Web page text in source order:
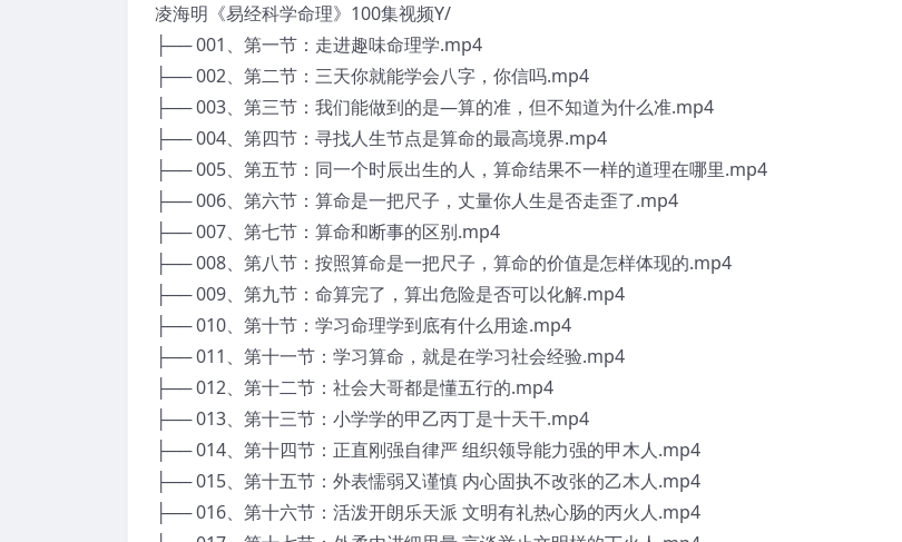
凌海明《易经科学命理》100集视频Y/
├── 001、第一节：走进趣味命理学.mp4
├── 002、第二节：三天你就能学会八字，你信吗.mp4
├── 003、第三节：我们能做到的是—算的准，但不知道为什么准.mp4
├── 004、第四节：寻找人生节点是算命的最高境界.mp4
├── 005、第五节：同一个时辰出生的人，算命结果不一样的道理在哪里.mp4
├── 006、第六节：算命是一把尺子，丈量你人生是否走歪了.mp4
├── 007、第七节：算命和断事的区别.mp4
├── 008、第八节：按照算命是一把尺子，算命的价值是怎样体现的.mp4
├── 009、第九节：命算完了，算出危险是否可以化解.mp4
├── 010、第十节：学习命理学到底有什么用途.mp4
├── 011、第十一节：学习算命，就是在学习社会经验.mp4
├── 012、第十二节：社会大哥都是懂五行的.mp4
├── 013、第十三节：小学学的甲乙丙丁是十天干.mp4
├── 014、第十四节：正直刚强自律严 组织领导能力强的甲木人.mp4
├── 015、第十五节：外表懦弱又谨慎 内心固执不改张的乙木人.mp4
├── 016、第十六节：活泼开朗乐天派 文明有礼热心肠的丙火人.mp4